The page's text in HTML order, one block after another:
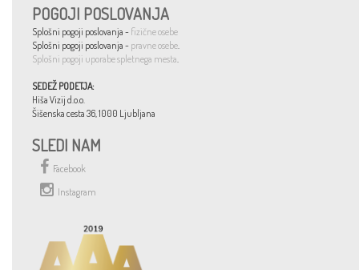
POGOJI POSLOVANJA
Splošni pogoji poslovanja - fizične osebe
Splošni pogoji poslovanja - pravne osebe.
Splošni pogoji uporabe spletnega mesta.
SEDEŽ PODETJA:
Hiša Vizij d.o.o.
Šišenska cesta 36, 1000 Ljubljana
SLEDI NAM
Facebook
Instagram